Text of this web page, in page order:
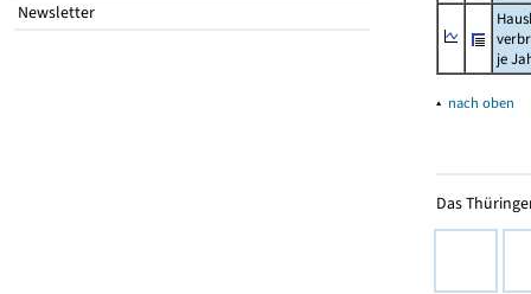
Newsletter
je
▴ nach oben
Das